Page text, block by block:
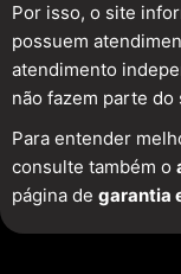
Por isso, o site
possuem
atendimento
não fazem parte do
Para entender
consulte também o
página de garantia